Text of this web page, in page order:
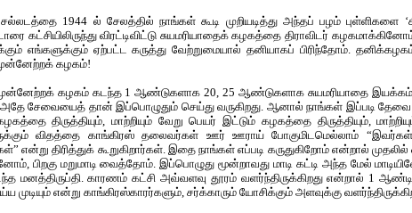
1944 ல் சேலத்தில் நாங்கள் கூடி முறியடித்து அந்தப் பழம் புள்ளிகளை
கட்சியிலிருந்து விரட்டிவிட்டு சுயமரியாதைக் கழகத்தை திராவிடர்
எங்களுக்கும் ஏற்பட்ட கருத்து வேற்றுமையால் தனியாகப் பிரிந்தோம்.
முன்னேற்றக் கழகம்!
முன்னேற்றக் கழகம் கடந்த 1 ஆண்டுகளாக 20, 25 ஆண்டுகளாக சுயமரியாதை
சேவையைத் தான் இப்பொழுதும் செய்து வருகிறது. ஆனால் நாங்கள் இப்படி தேவை
திருத்தியும், மாற்றியும் வேறு பெயர் இட்டும் கழகத்தை திருத்தியும்,
விதத்தை காங்கிரஸ் தலைவர்கள் ஊர் ஊராய் போகுமிடமெல்லாம் “இவர்கள்
என்று திரித்துக் கூறுகிறார்கள். இதை நாங்கள் எப்படி கருதுகிறோம் என்றால் முதலில்
பிறகு மறுமாடி வைத்தோம். இப்பொழுது மூன்றாவது மாடி கட்டி அந்த மேல்
மனத்திருப்தி. காரணம் கட்சி அவ்வளவு தூரம் வளர்ந்திருக்கிறது என்றால் 1
முடியும் என்று காங்கிரஸ்காரர்களும், சர்க்காரும் யோசிக்கும் அளவுக்கு